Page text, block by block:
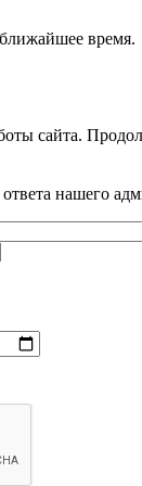
время.
сайта.
нашего